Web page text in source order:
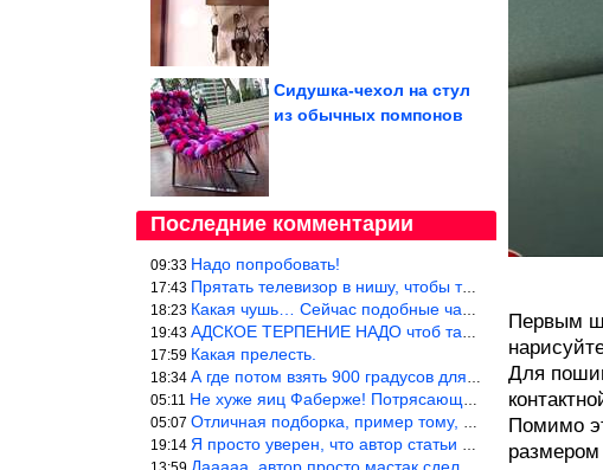
Сидушка-чехол на стул
из обычных помпонов
Последние комментарии
09:33 Надо попробовать!
17:43 Прятать телевизор в нишу, чтобы тепло от ТВ не отводилось и теле
18:23 Какая чушь… Сейчас подобные часы в магазине стоят меньше 10 долл
19:43 АДСКОЕ ТЕРПЕНИЕ НАДО чтоб такое вышить
17:59 Какая прелесть.
18:34 А где потом взять 900 градусов для обжига?
05:11 Не хуже яиц Фаберже! Потрясающе!!! Молодчина....!!!
05:07 Отличная подборка, пример тому, чем можно и сейчас заниматься…
19:14 Я просто уверен, что автор статьи никогда не будет использовать
Первым
Для
Помимо